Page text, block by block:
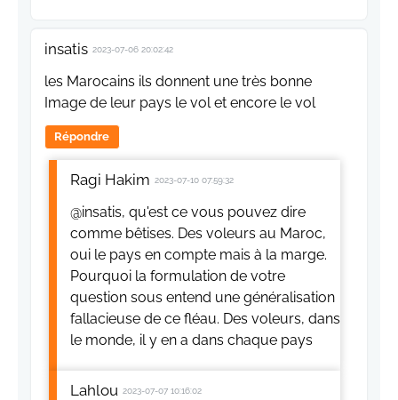
insatis 2023-07-06 20:02:42
les Marocains ils donnent une très bonne
Image de leur pays le vol et encore le vol
Répondre
Ragi Hakim 2023-07-10 07:59:32
@insatis, qu'est ce vous pouvez dire
comme bêtises. Des voleurs au Maroc,
oui le pays en compte mais à la marge.
Pourquoi la formulation de votre
question sous entend une généralisation
fallacieuse de ce fléau. Des voleurs, dans
le monde, il y en a dans chaque pays
Lahlou 2023-07-07 10:16:02